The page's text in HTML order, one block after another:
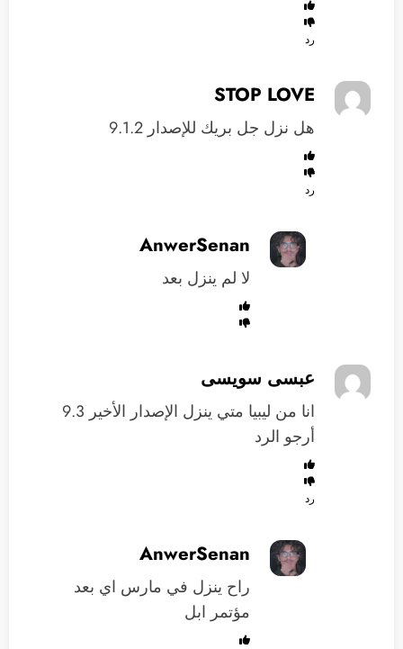
رد
STOP LOVE
هل نزل جل بريك للإصدار 9.1.2
رد
AnwerSenan
لا لم ينزل بعد
عبسى سويسى
انا من ليبيا متي ينزل الإصدار الأخير 9.3
أرجو الرد
رد
AnwerSenan
راح ينزل في مارس اي بعد
مؤتمر ابل